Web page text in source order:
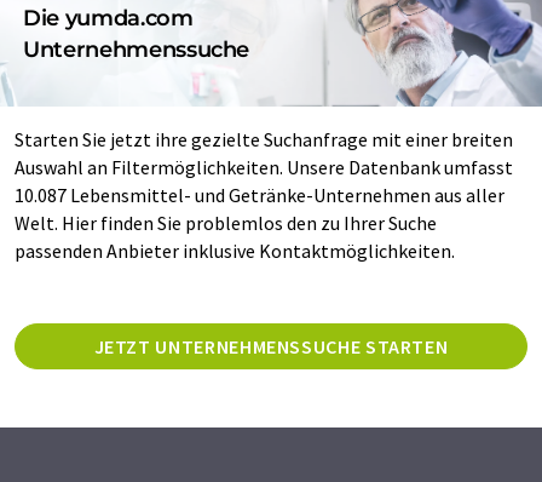
Die yumda.com
Unternehmenssuche
Starten Sie jetzt ihre gezielte Suchanfrage mit einer breiten
Auswahl an Filtermöglichkeiten. Unsere Datenbank umfasst
10.087 Lebensmittel- und Getränke-Unternehmen aus aller
Welt. Hier finden Sie problemlos den zu Ihrer Suche
passenden Anbieter inklusive Kontaktmöglichkeiten.
JETZT UNTERNEHMENSSUCHE STARTEN